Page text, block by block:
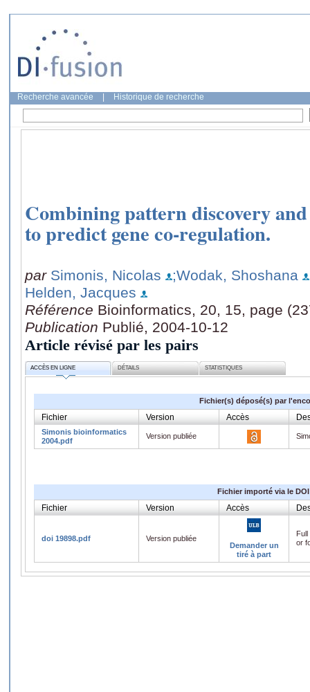
Recherche avancée Historique de recherche
Combining pattern discovery
to predict gene co-regulation.
par Simonis, Nicolas ;Wodak, Shoshana
Helden, Jacques
Référence Bioinformatics, 20, 15, page
Publication Publié, 2004-10-12
Article révisé par les pairs
ACCÈS EN LIGNE DÉTAILS STATISTIQUES
Fichier(s) déposé(s) par
Fichier Version Accès
Simonis bioinformatics
2004.pdf
Version publiée
Fichier importé via le DOI
Fichier Version Accès
doi 19898.pdf
Version publiée
Demander un
tiré à part
or